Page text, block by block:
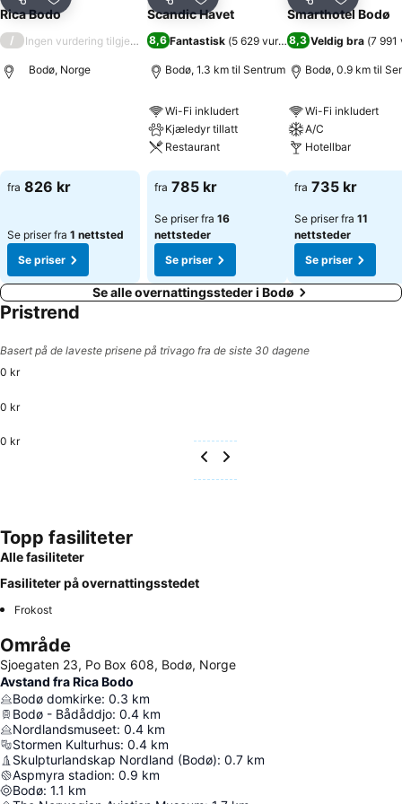
Del Legg til i favoritter
Rica Bodo
/ Ingen vurdering tilgjengelig
Bodø, Norge
fra 826 kr
Se priser fra 1 nettsted
Se priser
Del Legg til i favoritter
Scandic Havet
8,6Fantastisk (5 629 vurderinger)
Bodø, 1.3 km til Sentrum
Wi-Fi inkludert
Kjæledyr tillatt
Restaurant
Se priser
fra 785 kr
Se priser fra 16
nettsteder
Se priser
Del Legg til
Smarthotel Bodø
8,3 Veldig bra (7 991
Bodø, 0.9 km til
Wi-Fi inkludert
A/C
Hotellbar
Se priser
fra 735 kr
Se priser fra 11
nettsteder
Se priser
Se alle overnattingssteder i Bodø
Pristrend
Basert på de laveste prisene på trivago fra de siste 30 dagene
0 kr
0 kr
0 kr
Topp fasiliteter
Alle fasiliteter
Fasiliteter på overnattingsstedet
Frokost
Område
Sjoegaten 23, Po Box 608, Bodø, Norge
Avstand fra Rica Bodo
Bodø domkirke: 0.3 km
Bodø - Bådåddjo: 0.4 km
Nordlandsmuseet: 0.4 km
Stormen Kulturhus: 0.4 km
Skulpturlandskap Nordland (Bodø): 0.7 km
Aspmyra stadion: 0.9 km
Bodø: 1.1 km